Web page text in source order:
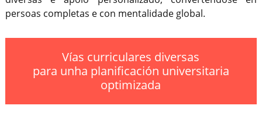
persoas completas e con mentalidade global.
Vías curriculares diversas
para unha planificación universitaria
optimizada